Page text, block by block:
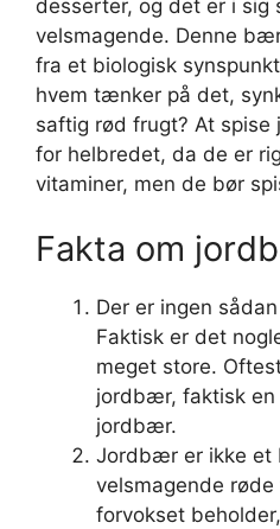
desserter, og det er i sig
velsmagende. Denne
fra et biologisk
hvem tænker på det,
saftig rød frugt? At
for helbredet, da de er
vitaminer, men de bør
Fakta om
Der er ingen
Faktisk er det
meget store.
jordbær, faktisk en
jordbær.
Jordbær er ikke et
velsmagende
forvokset